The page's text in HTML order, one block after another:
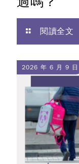
閱讀全文
2026 年 6 月 9 日